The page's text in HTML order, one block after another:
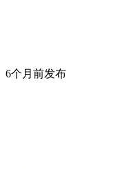
6个月前发布